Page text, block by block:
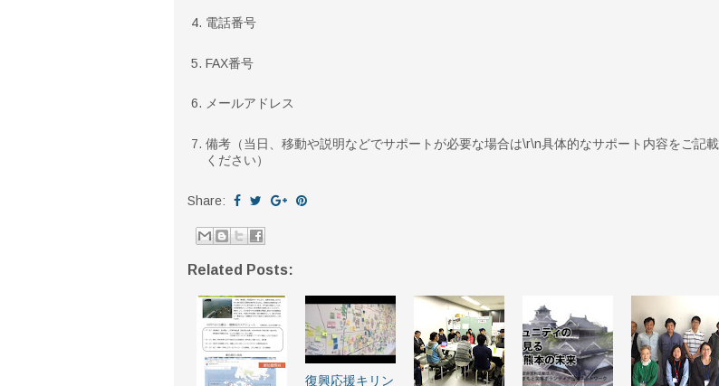
電話番号
FAX番号
メールアドレス
備考（当日、移動や説明などでサポートが必要な場合は\r\n具体的なサポート内容をご記載
ください）
Share:
Related Posts:
復興応援キリン